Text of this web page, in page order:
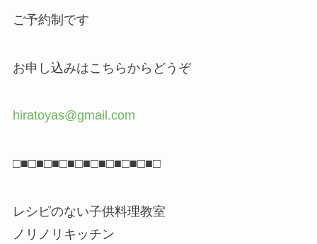
ご予約制です
お申し込みはこちらからどうぞ
hiratoyas@gmail.com
□■□■□■□■□■□■□■□■□■□
レシピのない子供料理教室
ノリノリキッチン